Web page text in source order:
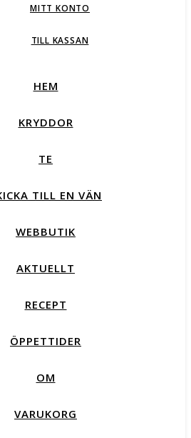
MITT KONTO
TILL KASSAN
HEM
KRYDDOR
TE
TILL EN VÄN
WEBBUTIK
AKTUELLT
RECEPT
ÖPPETTIDER
OM
VARUKORG